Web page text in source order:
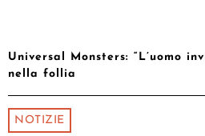
Universal Monsters: “L’uomo
nella follia
NOTIZIE